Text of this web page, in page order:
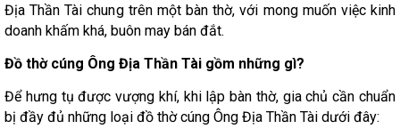
Địa Thần Tài chung trên một bàn thờ, với mong muốn việc kinh
doanh khấm khá, buôn may bán đắt.
Đồ thờ cúng Ông Địa Thần Tài gồm những gì?
Để hưng tụ được vượng khí, khi lập bàn thờ, gia chủ cần chuẩn
bị đầy đủ những loại đồ thờ cúng Ông Địa Thần Tài dưới đây: